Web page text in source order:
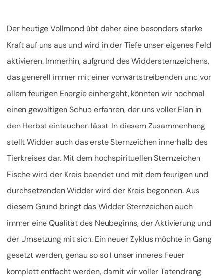
Der heutige Vollmond übt daher eine besonders starke
Kraft auf uns aus und wird in der Tiefe unser eigenes Feld
aktivieren. Immerhin, aufgrund des Widdersternzeichens,
das generell immer mit einer vorwärtstreibenden und vor
allem feurigen Energie einhergeht, könnten wir nochmal
einen gewaltigen Schub erfahren, der uns voller Elan in
den Herbst eintauchen lässt. In diesem Zusammenhang
stellt Widder auch das erste Sternzeichen innerhalb des
Tierkreises dar. Mit dem hochspirituellen Sternzeichen
Fische wird der Kreis beendet und mit dem feurigen und
durchsetzenden Widder wird der Kreis begonnen. Aus
diesem Grund bringt das Widder Sternzeichen auch
immer eine Qualität des Neubeginns, der Aktivierung und
der Umsetzung mit sich. Ein neuer Zyklus möchte in Gang
gesetzt werden, genau so soll unser inneres Feuer
komplett entfacht werden, damit wir voller Tatendrang